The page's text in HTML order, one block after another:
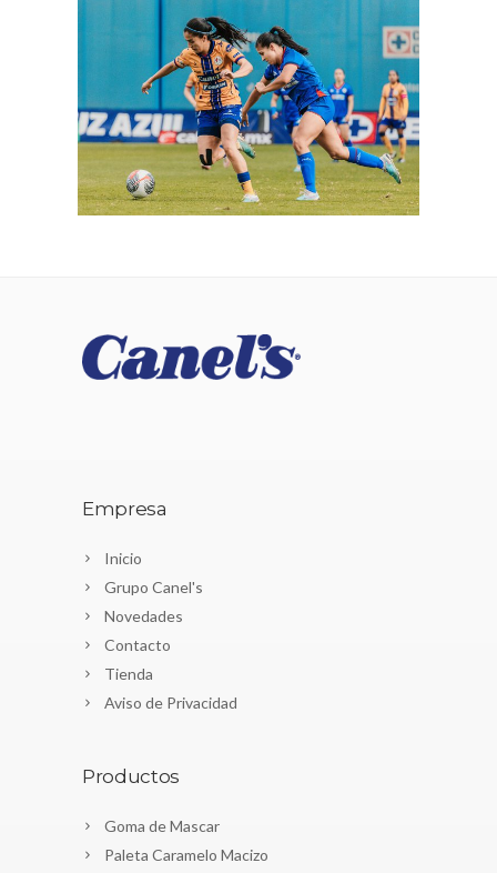
Empresa
Inicio
Grupo Canel's
Novedades
Contacto
Tienda
Aviso de Privacidad
Productos
Goma de Mascar
Paleta Caramelo Macizo